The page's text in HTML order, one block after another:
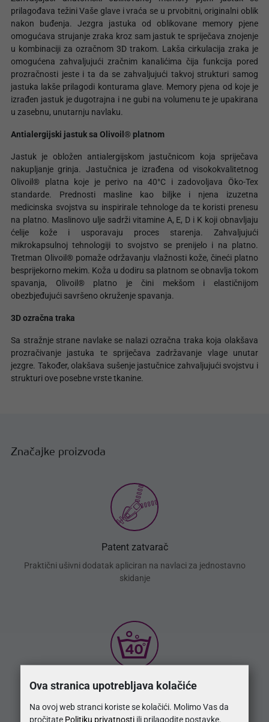
prilagođava težini Vaše glave i vraća se u prvobitni, originalni oblik
nakon buđenja. Jezgra jastuka od oblikovane memory pjene
omogućava strujanje zraka kroz sam jastuk te spriječava znojenje
u kombinaciji za ozračnom 3D trakom. Lakša cirkulacija zraka je
omogućena zahvaljujući zračnim kanalićima čija funkcija pored
prozračnosti jeste i ta da se zahvaljujući takvoj strukturi samog
jastuka lakše prilagodi konturama glave. Memory pjena od koje je
izrađen jastuk je dugotrajna i ne gubi na volumenu te je upakirana
u zasebnu, unutarnju navlaku.
Antialergijski jastuk sa Olivoil® platnom
Jastuk je obložen antialergijskom jastučnicom koja spriječava
nakupljanje grinja. Jastučnica je izrađena od visokokvalitetnog
Olivoil® platna koje je perivo na 40°C i zadovoljava Öko-Tex
standarde. Prednosti masline kao biljke i njena izuzetna
medicinska svojstva su inspirirale tehnologe da te koristi prenesu
na platno. Maslinovo ulje sadrži vitamine A, E, D i K koji obnavljaju
ćelije kože i usporavaju proces starenja. Zahvaljujući
mikrokapsulnoj tehnologiji to svojstvo se prenijelo i na platno.
Tretman Olivoil® pomaže održavanju vlažnosti kože, čineći platno
besprijekorno mekim. Koža u dodiru sa platnom se obnavlja tokom
spavanja, Olivoil® platno je čini mekšom i elastičnijom
obezbjeđujući savršeno okruženje spavanja.
3D ozračna traka
Sa stražnje strane navlake se nalazi ozračna traka koja olakšava
prozračivanje jastuka te spriječava zadržavanje vlage unutar
jezgre. Također, olakšava sušenje jastučnice zahvaljujući svojstvu i
strukturi ove posebne vrste tkanine.
Značajke proizvoda
Patent zatvarač
Praktični ušivni dodatak apliciran na navlaci za jednostavno
skidanje
Periva navlaka
Navlaka proizvoda periva na 40°C
Ova stranica upotrebljava kolačiće
Na ovoj web stranci koriste se kolačići. Molimo Vas da
pročitate Politiku privatnostiili prilagodite postavke.